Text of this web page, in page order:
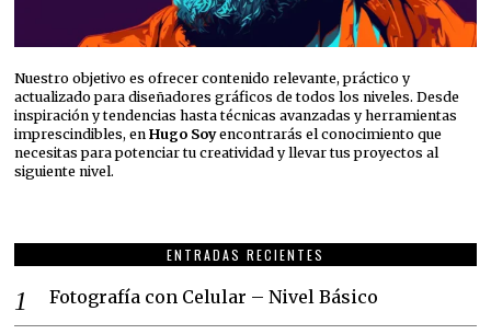
Nuestro objetivo es ofrecer contenido relevante, práctico y
actualizado para diseñadores gráficos de todos los niveles. Desde
inspiración y tendencias hasta técnicas avanzadas y herramientas
imprescindibles, enHugo Soyencontrarás el conocimiento que
necesitas para potenciar tu creatividad y llevar tus proyectos al
siguiente nivel.
ENTRADAS RECIENTES
Fotografía con Celular – Nivel Básico